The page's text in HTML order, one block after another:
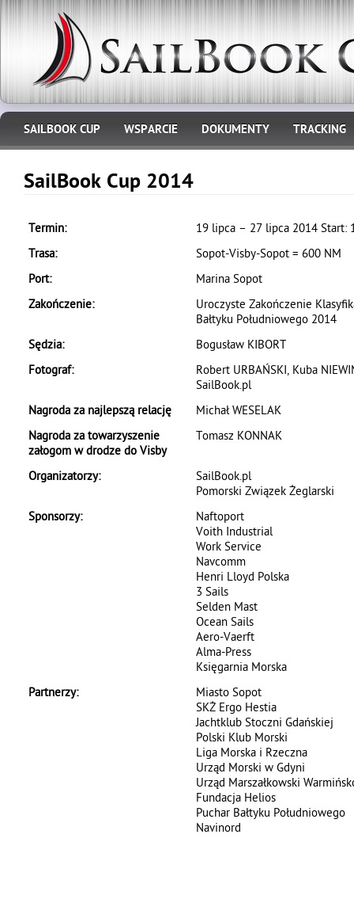
SAILBOOK CUP WSPARCIE DOKUMENTY TRACKING
SailBook Cup 2014
Termin:
19 lipca – 27 lipca 2014 Start:
Trasa:
Sopot-Visby-Sopot = 600 NM
Port:
Marina Sopot
Zakończenie:
Uroczyste Zakończenie
Bałtyku Południowego 2014
Sędzia:
Bogusław KIBORT
Fotograf:
Robert URBAŃSKI, Kuba
SailBook.pl
Nagroda za najlepszą relację
Michał WESELAK
Nagroda za towarzyszenie
załogom w drodze do Visby
Tomasz KONNAK
Organizatorzy:
SailBook.pl
Pomorski Związek Żeglarski
Sponsorzy:
Naftoport
Voith Industrial
Work Service
Navcomm
Henri Lloyd Polska
3 Sails
Selden Mast
Ocean Sails
Aero-Vaerft
Alma-Press
Księgarnia Morska
Partnerzy:
Miasto Sopot
SKŻ Ergo Hestia
Jachtklub Stoczni Gdańskiej
Polski Klub Morski
Liga Morska i Rzeczna
Urząd Morski w Gdyni
Urząd Marszałkowski
Fundacja Helios
Puchar Bałtyku Południowego
Navinord